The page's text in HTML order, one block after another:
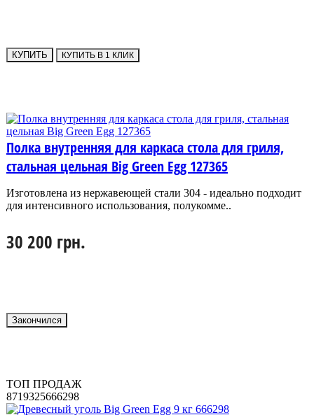
КУПИТЬ КУПИТЬ В 1 КЛИК
Полка внутренняя для каркаса стола для гриля,
стальная цельная Big Green Egg 127365
Изготовлена из нержавеющей стали 304 - идеально подходит
для интенсивного использования, полукомме..
30 200 грн.
Закончился
ТОП ПРОДАЖ
8719325666298